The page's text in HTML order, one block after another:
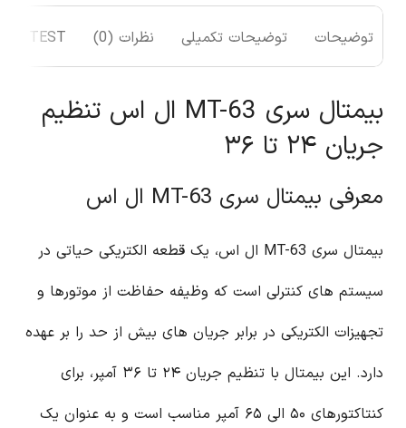
توضیحات توضیحات تکمیلی نظرات (0) TEST
بیمتال سری MT-63 ال اس تنظیم
جریان ۲۴ تا ۳۶
معرفی بیمتال سری MT-63 ال اس
بیمتال سری MT-63 ال اس، یک قطعه الکتریکی حیاتی در
سیستم های کنترلی است که وظیفه حفاظت از موتورها و
تجهیزات الکتریکی در برابر جریان های بیش از حد را بر عهده
دارد. این بیمتال با تنظیم جریان ۲۴ تا ۳۶ آمپر، برای
کنتاکتورهای ۵۰ الی ۶۵ آمپر مناسب است و به عنوان یک